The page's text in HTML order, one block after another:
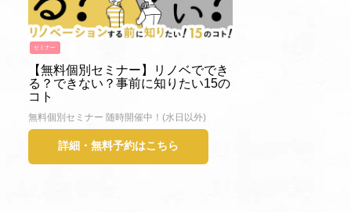
セミナー
【無料個別セミナー】リノベででき
る？できない？事前に知りたい15の
コト
無料個別セミナー 随時開催中！(水日以外)
詳細・無料予約はこちら